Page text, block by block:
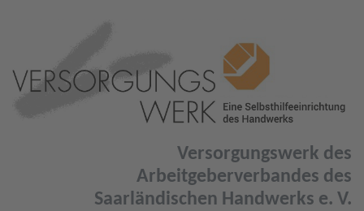
Versorgungswerk des
Arbeitgeberverbandes des
Saarländischen Handwerks e. V.